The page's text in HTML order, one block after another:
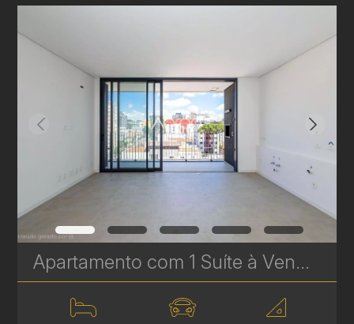
Apartamento com 1 Suíte à Venda no Vaz Batel - 53 m² - Sacada com Churrasqueira - 1 Vaga | Ref. 1703